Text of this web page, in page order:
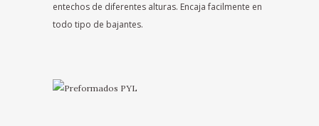
entechos de diferentes alturas. Encaja facilmente en
todo tipo de bajantes.